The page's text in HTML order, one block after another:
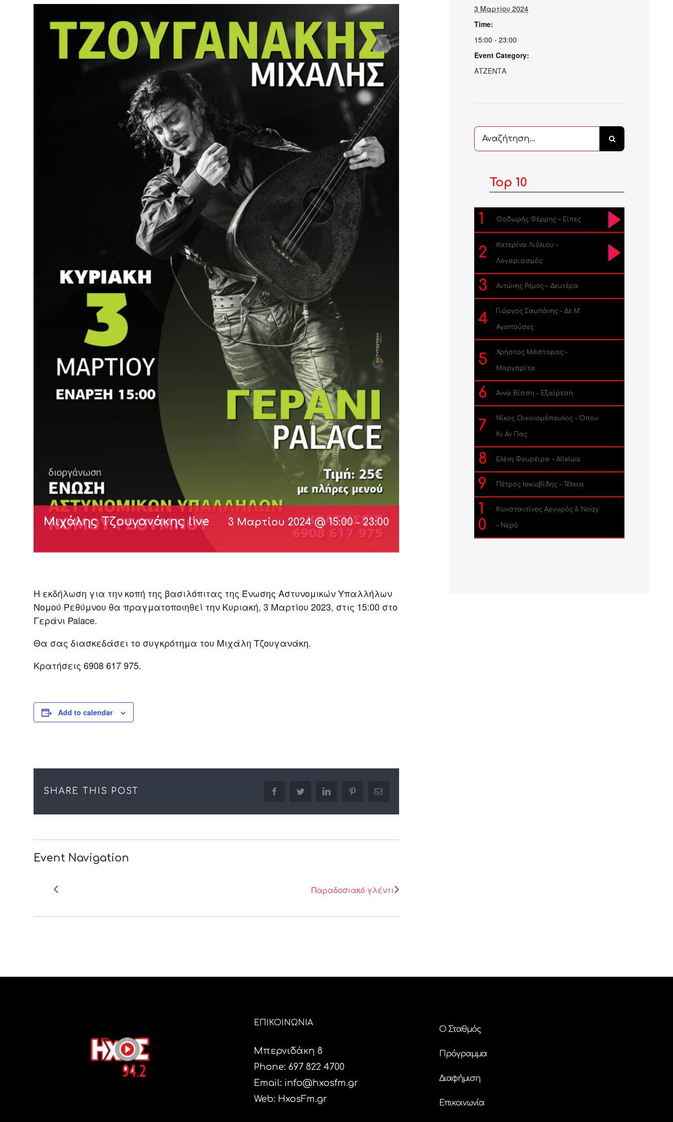
Μιχάλης Τζουγανάκης live 3 Μαρτίου 2024 @ 15:00-23:00
H εκδήλωση για την κοπή της βασιλόπιτας της Ένωσης Αστυνομικών Υπαλλήλων
Νομού Ρεθύμνου θα πραγματοποιηθεί την Κυριακή, 3 Μαρτίου 2023, στις 15:00 στο
Γεράνι Palace.
Θα σας διασκεδάσει το συγκρότημα του Μιχάλη Τζουγανάκη.
Κρατήσεις 6908 617 975.
Add to calendar
SHARE THIS POST facebooktwitter linkedin pinterestEmail
Event Navigation
Παραδοσιακό γλέντι
3 Μαρτίου 2024
Time:
15:00 - 23:00
Event Category:
ΑΤΖΕΝΤΑ
Αναζήτηση
...
Top 10
1 Θοδωρής Φέρρης – Είπες
2 Κατερίνα Λιόλιου –
Λογαριασμός
3 Αντώνης Ρέμος – Δευτέρα
4 Γιώργος Σαμπάνης – Δε Μ’
Αγαπούσες
5 Χρήστος Μάστορας –
Μαργαρίτα
6 Άννα Βίσση – Εξαίρεση
7 Νίκος Οικονομόπουλος – Όπου
Κι Αν Πας
8 Ελένη Φουρέιρα – Alleluia
9 Πέτρος Ιακωβίδης – Τέλεια
1
0
Κωνσταντίνος Αργυρός & Noizy
– Νερό
ΕΠΙΚΟΙΝΩΝΙΑ
Μπερνιδάκη 8
Phone: 697 822 4700
Email: info@hxosfm.gr
Web: HxosFm.gr
Ο Σταθμός
Πρόγραμμα
Διαφήμιση
Επικοινωνία